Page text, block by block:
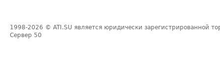
1998-2026 © ATI.SU является юридически зарегистрированной
Сервер 50